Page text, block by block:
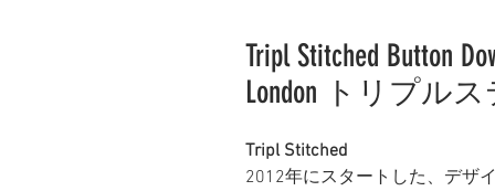
Tripl Stitched Button
London トリプル
Tripl Stitched
2012年にスタートした、デザ